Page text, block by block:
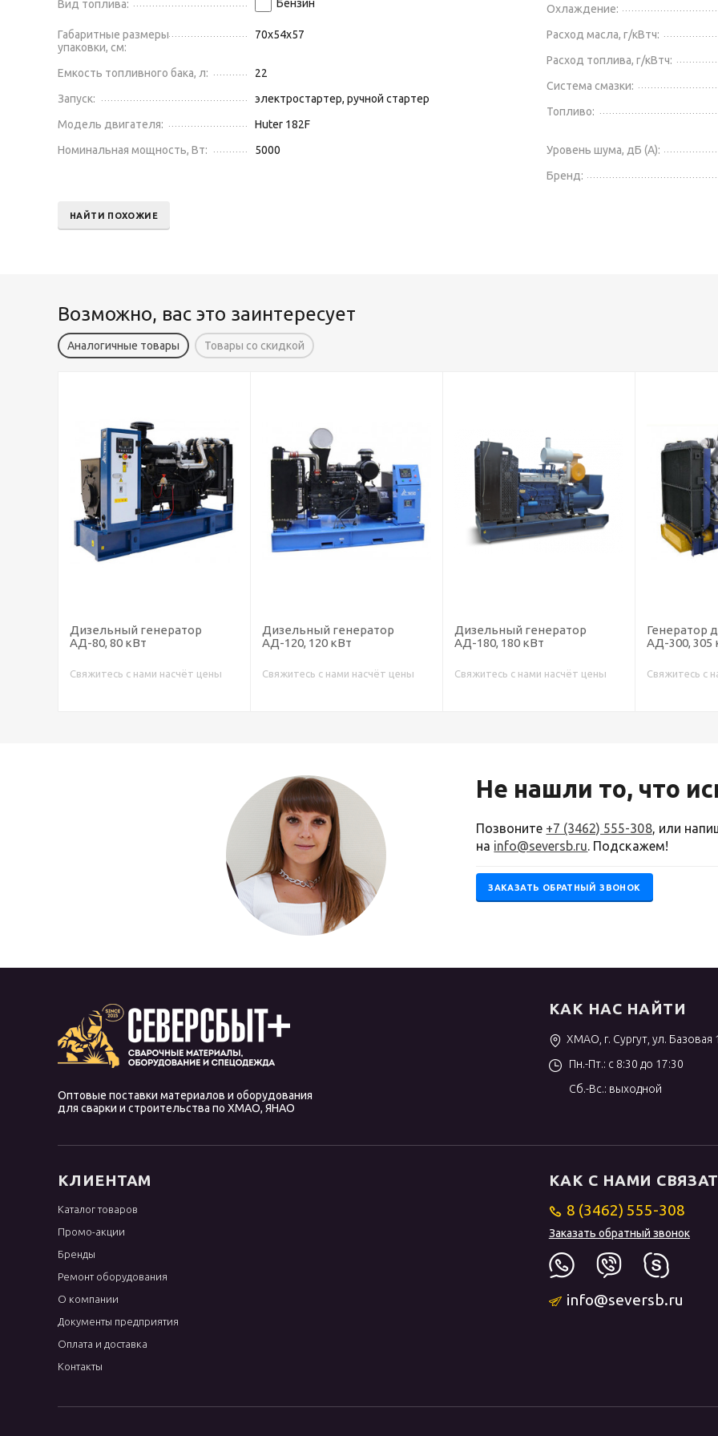
Вид топлива:
Бензин
Габаритные размеры
упаковки, см:
70х54х57
Емкость топливного бака, л:
22
Запуск:
электростартер, ручной стартер
Модель двигателя:
Huter 182F
Номинальная мощность, Вт:
5000
Охлаждение:
Расход масла, г/кВтч:
Расход топлива, г/кВтч:
Система смазки:
Топливо:
Уровень шума, дБ (А):
Бренд:
НАЙТИ ПОХОЖИЕ
Возможно, вас это заинтересует
Аналогичные товары Товары со скидкой
Дизельный генератор
АД-80, 80 кВт
Свяжитесь с нами насчёт цены
Дизельный генератор
АД-120, 120 кВт
Свяжитесь с нами насчёт цены
Дизельный генератор
АД-180, 180 кВт
Свяжитесь с нами насчёт цены
Генератор
АД-300, 305
Свяжитесь с
Не нашли то, что
Позвоните +7 (3462) 555-308, или
на info@seversb.ru. Подскажем!
ЗАКАЗАТЬ ОБРАТНЫЙ ЗВОНОК
Оптовые поставки материалов и оборудования
для сварки и строительства по ХМАО, ЯНАО
КАК НАС НАЙТИ
ХМАО, г. Сургут, ул. Базовая
Пн.-Пт.: с 8:30 до 17:30
Сб.-Вс.: выходной
КЛИЕНТАМ
Каталог товаров
Промо-акции
Бренды
Ремонт оборудования
О компании
Документы предприятия
Оплата и доставка
Контакты
КАК С НАМИ
8 (3462) 555-308
Заказать обратный звонок
info@seversb.ru